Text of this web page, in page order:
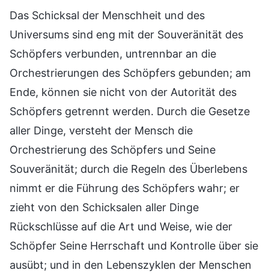
Das Schicksal der Menschheit und des
Universums sind eng mit der Souveränität des
Schöpfers verbunden, untrennbar an die
Orchestrierungen des Schöpfers gebunden; am
Ende, können sie nicht von der Autorität des
Schöpfers getrennt werden. Durch die Gesetze
aller Dinge, versteht der Mensch die
Orchestrierung des Schöpfers und Seine
Souveränität; durch die Regeln des Überlebens
nimmt er die Führung des Schöpfers wahr; er
zieht von den Schicksalen aller Dinge
Rückschlüsse auf die Art und Weise, wie der
Schöpfer Seine Herrschaft und Kontrolle über sie
ausübt; und in den Lebenszyklen der Menschen